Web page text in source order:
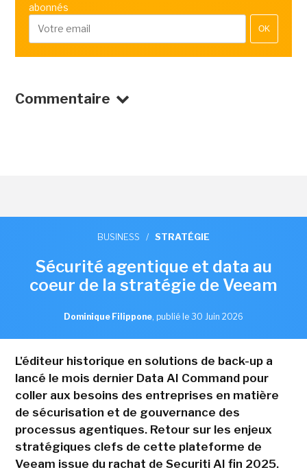
abonnés
OK
Commentaire
BUSINESS / STRATÉGIE
Sécurité agentique et data au
coeur de la stratégie de Veeam
Dominique Filippone, publié le 30 Juin 2026
L'éditeur historique en solutions de back-up a
lancé le mois dernier Data AI Command pour
coller aux besoins des entreprises en matière
de sécurisation et de gouvernance des
processus agentiques. Retour sur les enjeux
stratégiques clefs de cette plateforme de
Veeam issue du rachat de Securiti AI fin 2025.